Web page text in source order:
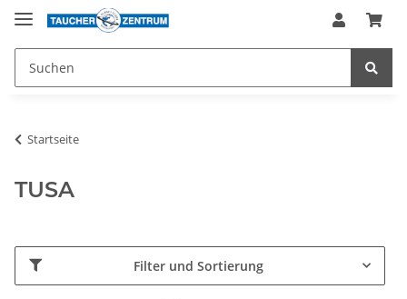
Startseite
TUSA
Filter und Sortierung